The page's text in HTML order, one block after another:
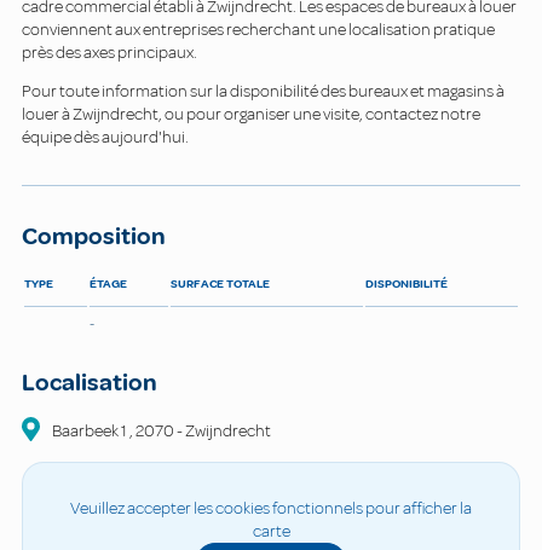
cadre commercial établi à Zwijndrecht. Les espaces de bureaux à louer
conviennent aux entreprises recherchant une localisation pratique
près des axes principaux.
Pour toute information sur la disponibilité des bureaux et magasins à
louer à Zwijndrecht, ou pour organiser une visite, contactez notre
équipe dès aujourd'hui.
Composition
TYPE ÉTAGE SURFACE TOTALE DISPONIBILITÉ
-
Localisation
Baarbeek1,2070-Zwijndrecht
Veuillez accepter les cookies fonctionnels pour afficher la
carte